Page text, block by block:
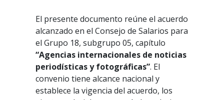
El presente documento reúne el acuerdo
alcanzado en el Consejo de Salarios para
el Grupo 18, subgrupo 05, capítulo
“Agencias internacionales de noticias
periodísticas y fotográficas”. El
convenio tiene alcance nacional y
establece la vigencia del acuerdo, los